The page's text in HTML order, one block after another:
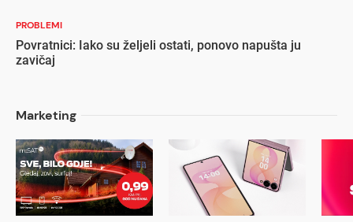
PROBLEMI
Povratnici: Iako su željeli ostati, ponovo napušta ju
zavičaj
Marketing